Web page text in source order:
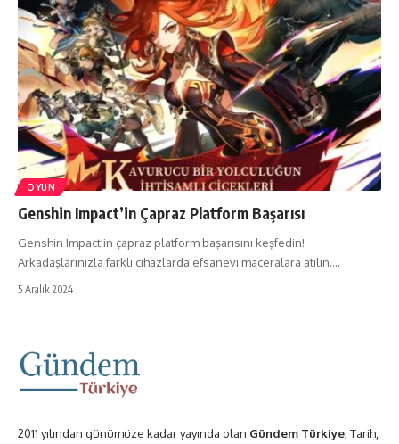
OYUN
Genshin Impact’in Çapraz Platform Başarısı
Genshin Impact'in çapraz platform başarısını keşfedin!
Arkadaşlarınızla farklı cihazlarda efsanevi maceralara atılın.…
5 Aralık 2024
2011 yılından günümüze kadar yayında olan Gündem Türkiye; Tarih,